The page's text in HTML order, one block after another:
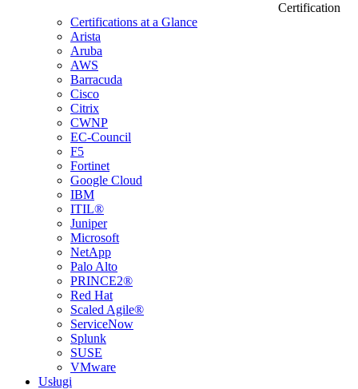
Certification
Certifications at a Glance
Arista
Aruba
AWS
Barracuda
Cisco
Citrix
CWNP
EC-Council
F5
Fortinet
Google Cloud
IBM
ITIL®
Juniper
Microsoft
NetApp
Palo Alto
PRINCE2®
Red Hat
Scaled Agile®
ServiceNow
Splunk
SUSE
VMware
Usługi